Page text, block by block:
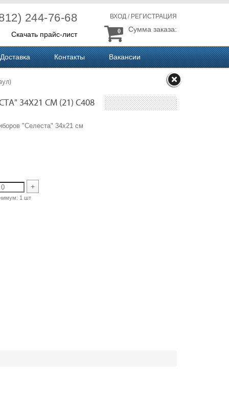
244-76-68
Скачать прайс-лист
ВХОД / РЕГИСТРАЦИЯ
Сумма заказа:
0
Доставка Контакты Вакансии
34Х21 СМ (21) С408
"Селеста" 34х21 см
+
1 шт